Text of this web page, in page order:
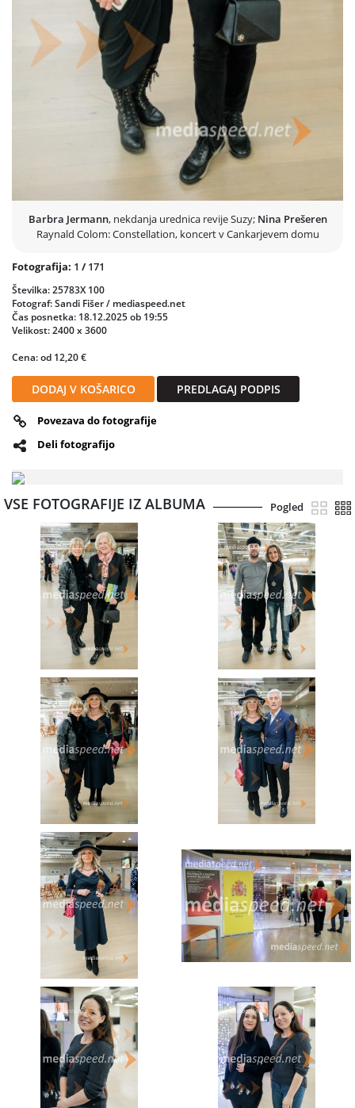
Barbra Jermann, nekdanja urednica revije Suzy; Nina Prešeren
Raynald Colom: Constellation, koncert v Cankarjevem domu
Fotografija: 1 /171
Številka: 25783X 100
Fotograf: Sandi Fišer / mediaspeed.net
Čas posnetka: 18.12.2025 ob 19:55
Velikost: 2400 x 3600
Cena: od 12,20 €
DODAJ V KOŠARICO PREDLAGAJ PODPIS
Povezava do fotografije
Deli fotografijo
VSE FOTOGRAFIJE IZ ALBUMA Pogled